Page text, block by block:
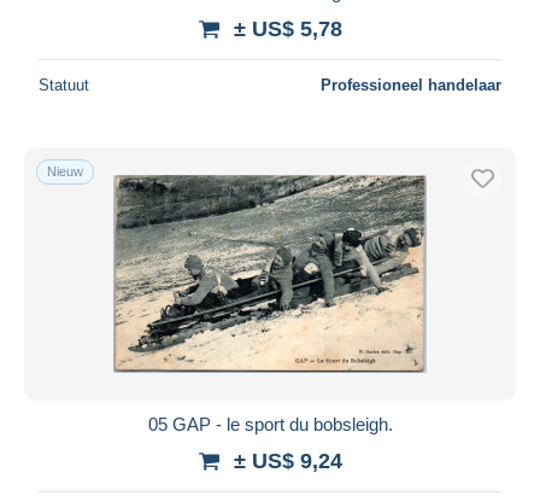
± US$ 5,78
Statuut Professioneel handelaar
Nieuw
05 GAP - le sport du bobsleigh.
± US$ 9,24